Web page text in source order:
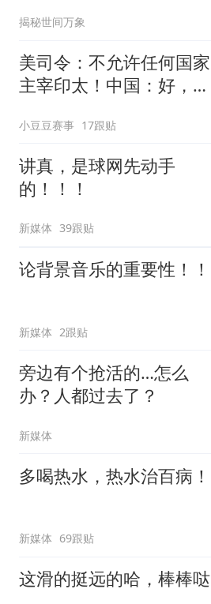
揭秘世间万象
美司令：不允许任何国家
主宰印太！中国：好，轰
小豆豆赛事 17跟贴
讲真，是球网先动手
的！！！
新媒体 39跟贴
论背景音乐的重要性！！
新媒体 2跟贴
旁边有个抢活的…怎么
办？人都过去了？
新媒体
多喝热水，热水治百病！
新媒体 69跟贴
这滑的挺远的哈，棒棒哒